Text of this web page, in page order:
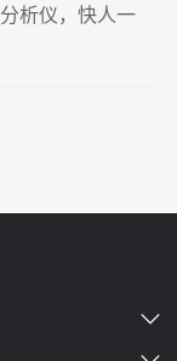
分析仪，快人一